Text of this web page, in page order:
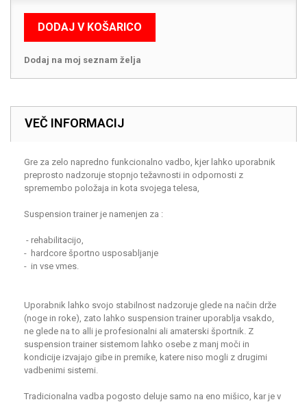
DODAJ V KOŠARICO
Dodaj na moj seznam želja
VEČ INFORMACIJ
Gre za zelo napredno funkcionalno vadbo, kjer lahko uporabnik
preprosto nadzoruje stopnjo težavnosti in odpornosti z
spremembo položaja in kota svojega telesa,
Suspension trainer je namenjen za :
- rehabilitacijo,
- hardcore športno usposabljanje
- in vse vmes.
Uporabnik lahko svojo stabilnost nadzoruje glede na način drže
(noge in roke), zato lahko suspension trainer uporablja vsakdo,
ne glede na to alli je profesionalni ali amaterski športnik. Z
suspension trainer sistemom lahko osebe z manj moči in
kondicije izvajajo gibe in premike, katere niso mogli z drugimi
vadbenimi sistemi.
Tradicionalna vadba pogosto deluje samo na eno mišico, kar je v